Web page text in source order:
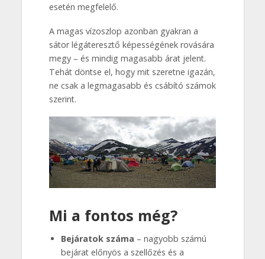
esetén megfelelő.
A magas vízoszlop azonban gyakran a
sátor légáteresztő képességének rovására
megy – és mindig magasabb árat jelent.
Tehát döntse el, hogy mit szeretne igazán,
ne csak a legmagasabb és csábító számok
szerint.
Mi a fontos még?
Bejáratok száma – nagyobb számú
bejárat előnyös a szellőzés és a